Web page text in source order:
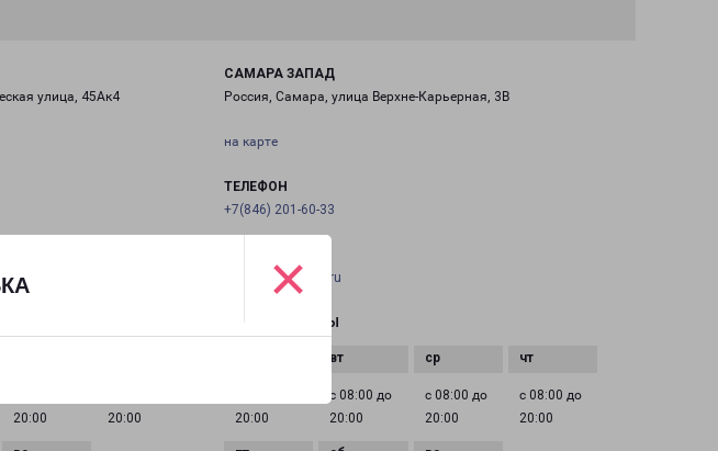
×
улица, 45Ак4
20:00
20:00
САМАРА ЗАПАД
Россия, Самара, улица Верхне-Карьерная, 3В
на карте
ТЕЛЕФОН
+7(846) 201-60-33
samara@pecom.ru
ГРАФИК РАБОТЫ
20:00
с 08:00 до
20:00
с 08:00 до
20:00
с 08:00 до
20:00